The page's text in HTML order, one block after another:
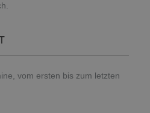
vom ersten bis zum letzten